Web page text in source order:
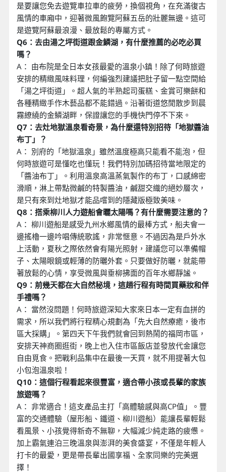
是要讓您免去遊覽車拉車的疲勞，換個視角，在充滿復古
風情的車廂中，迎著微風飽覽阿蘇五岳的壯麗無邊。這可
是遊覽阿蘇最浪漫、最放鬆的專屬方式。
Q6：去由湯之坪街道跟金鱗湖，有什麼推薦的必吃必買
嗎？
A： 由布院是全日本女孩最愛的溫泉小鎮！除了何時旅遊
安排的精緻風味料理，何編強烈建議把肚子留一點空間給
「湯之坪街道」。超人氣的半熟起司蛋糕、金賞可樂餅和
各種精緻手作木藝品都不能錯過。沿著街道悠閒散步到晨
霧繚繞的金鱗湖畔，保證讓您的手機快門停不下來。
Q7：去灶地獄溫泉看奇景，為什麼還特別招待「地獄醬油
布丁」？
A： 別府的「地獄溫泉」雖然溫度極高只能看不能泡，但
何時旅遊可是懂吃也懂玩！我們特別加碼招待當地限定的
「醬油布丁」。利用溫泉高溫蒸氣製作的布丁，口感綿密
滑順，淋上帶點微鹹的特製醬油，鹹甜交織的絕妙層次，
是只有來到灶地獄才能品嚐到的隱藏版極致美味。
Q8：搭乘柳川人力遊船會曬太陽嗎？有什麼需要注意的？
A： 柳川遊船是感受九州水鄉風情的最棒方式，船夫會一
邊搖櫓一邊吟唱傳統歌謠，非常愜意。不過因為是戶外水
上活動，夏秋之際依然會有陽光照射，建議您可以準備帽
子、太陽眼鏡或輕薄的防曬外套。只要做好防曬，就能帶
著放鬆的心情，享受微風與垂柳拂面的百年水鄉靜謐。
Q9：前幾天都在大自然秘境，這趟行程有時間買藥妝和伴
手禮嗎？
A： 當然沒問題！何時旅遊深知大家來日本一定有血拼的
需求，所以我們將行程精心規劃為「先大自然療癒，後市
區大採購」。第四天下午我們就會回到熱鬧的福岡市區，
安排天神商圈逛街，晚上也入住市區飯店並發放代金讓您
自由覓食。把戰利品集中在最後一天買，就不用提著大包
小包泡溫泉啦！
Q10：這個行程看起來很豐富，適合帶小孩或長輩的家族
旅遊嗎？
A： 非常適合！這支產品主打「高體驗感與高CP值」。豐
富的交通體驗（屋形船、鐵道、柳川遊船）能讓長輩輕鬆
看風景、小孩覺得新奇不無聊，大幅減少純走路的疲憊。
加上霸氣連泊三晚溫泉與澎湃的美食盛宴，不僅是年輕人
打卡的最愛，更是帶長輩出國享福、全家同樂的完美選
擇！